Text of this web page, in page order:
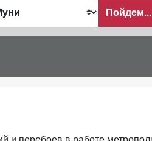
Пойдем...